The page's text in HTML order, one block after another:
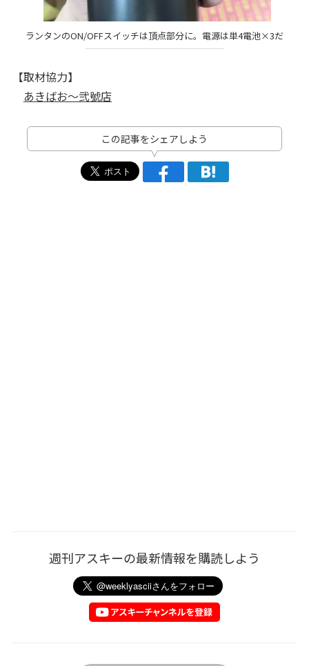
ランタンのON/OFFスイッチは頂点部分に。電源は単4電池×3だ
【取材協力】
あきばお～弐號店
この記事をシェアしよう
週刊アスキーの最新情報を購読しよう